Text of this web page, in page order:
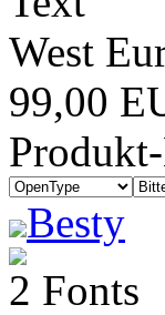
West
99,00
Besty
2 Fonts